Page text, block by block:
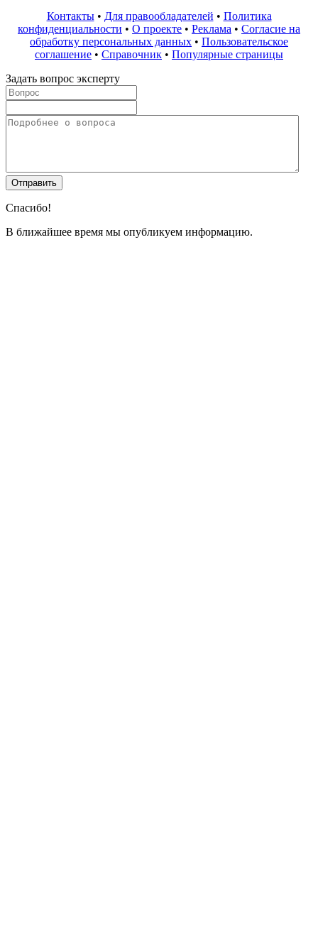
Контакты• Для правообладателей • Политика
конфиденциальности • О проекте • Реклама • Согласие на
обработку персональных данных • Пользовательское
соглашение • Справочник • Популярные страницы
Задать вопрос эксперту
Спасибо!
В ближайшее время мы опубликуем информацию.